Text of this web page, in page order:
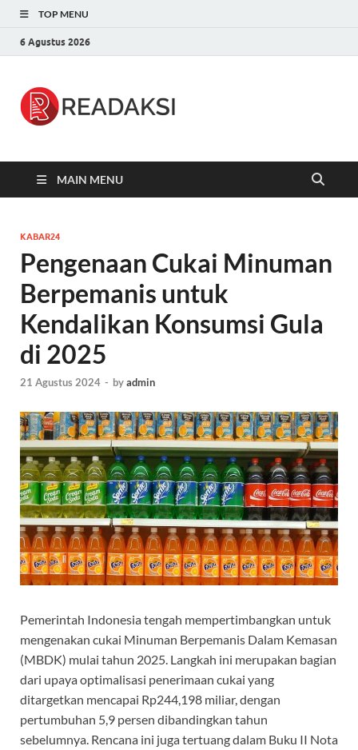
TOP MENU
6 Agustus 2026
MAIN MENU
KABAR24
Pengenaan Cukai Minuman
Berpemanis untuk
Kendalikan Konsumsi Gula
di 2025
21 Agustus 2024 - byadmin
Pemerintah Indonesia tengah mempertimbangkan untuk
mengenakan cukai Minuman Berpemanis Dalam Kemasan
(MBDK) mulai tahun 2025. Langkah ini merupakan bagian
dari upaya optimalisasi penerimaan cukai yang
ditargetkan mencapai Rp244,198 miliar, dengan
pertumbuhan 5,9 persen dibandingkan tahun
sebelumnya. Rencana ini juga tertuang dalam Buku II Nota